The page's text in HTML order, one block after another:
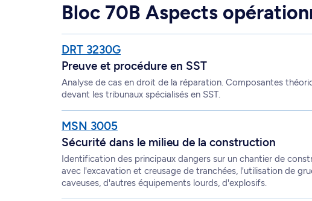
Bloc 70B Aspects
DRT 3230G
Preuve et procédure en SST
Analyse de cas en droit de la réparation. Composantes
devant les tribunaux spécialisés en SST.
MSN 3005
Sécurité dans le milieu de la construction
Identification des principaux dangers sur un chantier de
avec l'excavation et creusage de tranchées, l'utilisation de
caveuses, d'autres équipements lourds, d'explosifs.